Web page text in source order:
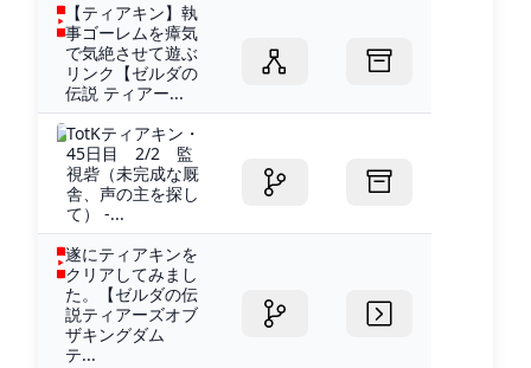
【ティアキン】執
事ゴーレムを瘴気
で気絶させて遊ぶ
リンク【ゼルダの
伝説 ティアー...
TotKティアキン・
45日目 2/2 監
視砦（未完成な厩
舎、声の主を探し
て） -...
遂にティアキンを
クリアしてみまし
た。【ゼルダの伝
説ティアーズオブ
ザキングダム
テ...